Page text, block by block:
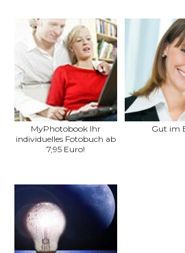
MyPhotobook Ihr
individuelles Fotobuch ab
7,95 Euro!
Gut im